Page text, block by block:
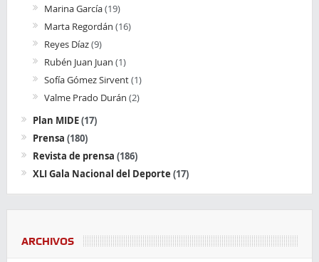
Marina García(19)
Marta Regordán (16)
Reyes Díaz(9)
Rubén Juan Juan (1)
Sofía Gómez Sirvent(1)
Valme Prado Durán (2)
Plan MIDE(17)
Prensa (180)
Revista de prensa (186)
XLI Gala Nacional del Deporte (17)
ARCHIVOS